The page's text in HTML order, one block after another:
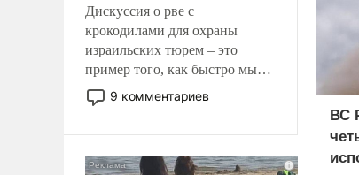
Дискуссия о рве с
крокодилами для охраны
израильских тюрем – это
пример того, как быстро мы
двигаемся по пути
революционных изменений.
псевдонаучной фантастики,
9 комментариев
ВС